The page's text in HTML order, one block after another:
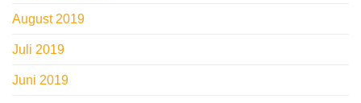
August 2019
Juli 2019
Juni 2019